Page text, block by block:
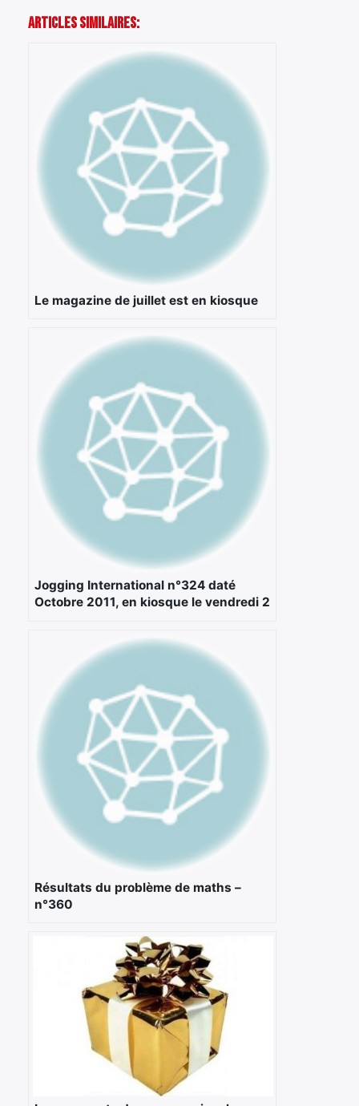
Articles Similaires:
Le magazine de juillet est en kiosque
Jogging International n°324 daté
Octobre 2011, en kiosque le vendredi 2
Résultats du problème de maths –
n°360